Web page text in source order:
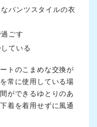
パンツスタイルの衣
ごす
ている
トのこまめな交換が
常に使用している場
ができるゆとりのあ
着を着用せずに風通